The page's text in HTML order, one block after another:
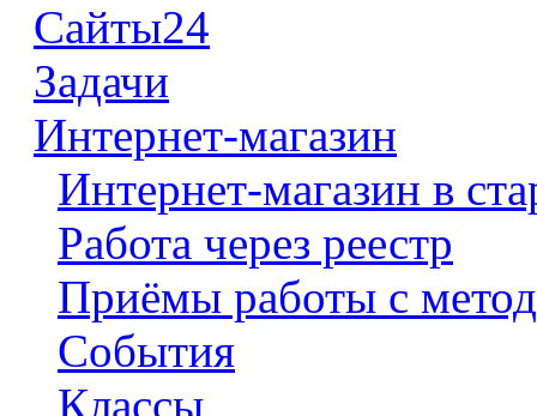
Сайты24
Задачи
Интернет-магазин
Интернет-магазин в
Работа через реестр
Приёмы работы с
События
Классы